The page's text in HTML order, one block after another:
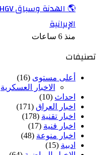
الإيرانية
منذ 6 ساعات
تصنيفات
أعلى مستوى (16)
الاخبار العسكرية
احداث (10)
اخبار العراق (171)
اخبار تقنية (178)
اخبار فنية (17)
اخبار منوعة (48)
ادبية (15)